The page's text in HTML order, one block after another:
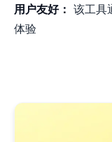
用户友好： 该工具
体验